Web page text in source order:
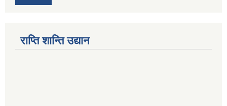
राप्ति शान्ति उद्यान